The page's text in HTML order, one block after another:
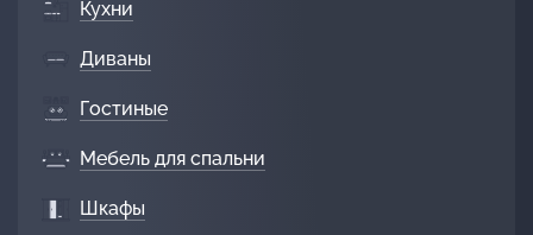
Кухни
Диваны
Гостиные
Мебель для спальни
Шкафы